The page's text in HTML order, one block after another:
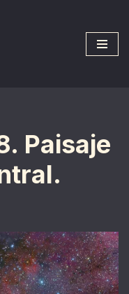
Paisaje